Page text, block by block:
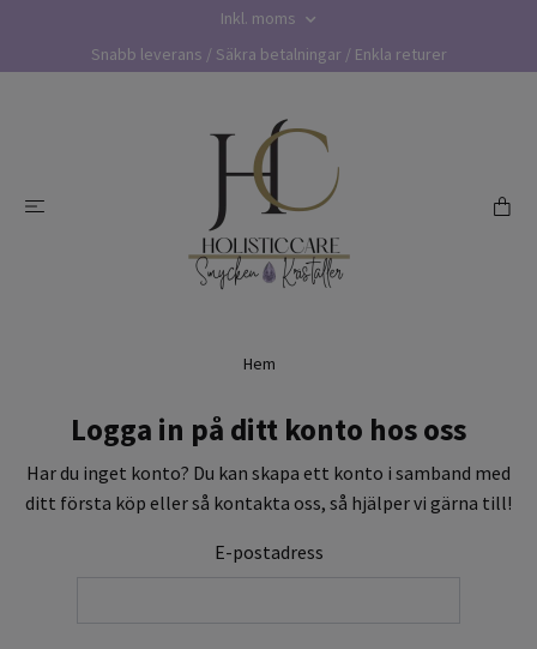
Inkl. moms
Snabb leverans / Säkra betalningar / Enkla returer
Hem
Logga in på ditt konto hos oss
Har du inget konto? Du kan skapa ett konto i samband med
ditt första köp eller så kontakta oss, så hjälper vi gärna till!
E-postadress